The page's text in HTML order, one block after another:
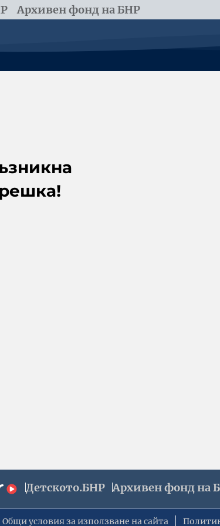
Архивен фонд на БНР
Детското.БНР Архивен фонд на
Общи условия за използване на сайта